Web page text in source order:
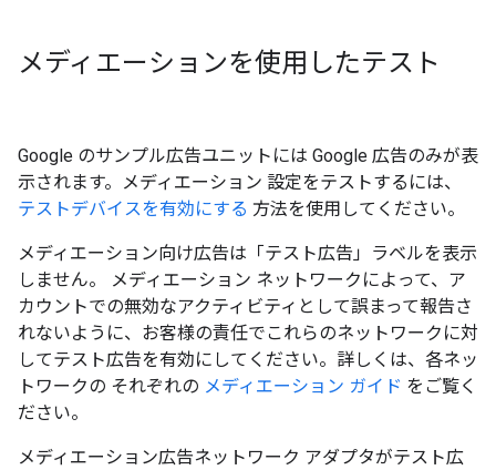
メディエーションを使用したテスト
Google のサンプル広告ユニットには Google 広告のみが表
示されます。メディエーション 設定をテストするには、
テストデバイスを有効にする 方法を使用してください。
メディエーション向け広告は「テスト広告」ラベルを表示
しません。
メディエーション ネットワークによって、ア
カウントでの無効なアクティビティとして誤まって報告さ
れないように、お客様の責任でこれらのネットワークに対
してテスト広告を有効にしてください。詳しくは、各ネッ
トワークの それぞれの メディエーション ガイド をご覧く
ださい。
メディエーション広告ネットワーク アダプタがテスト広